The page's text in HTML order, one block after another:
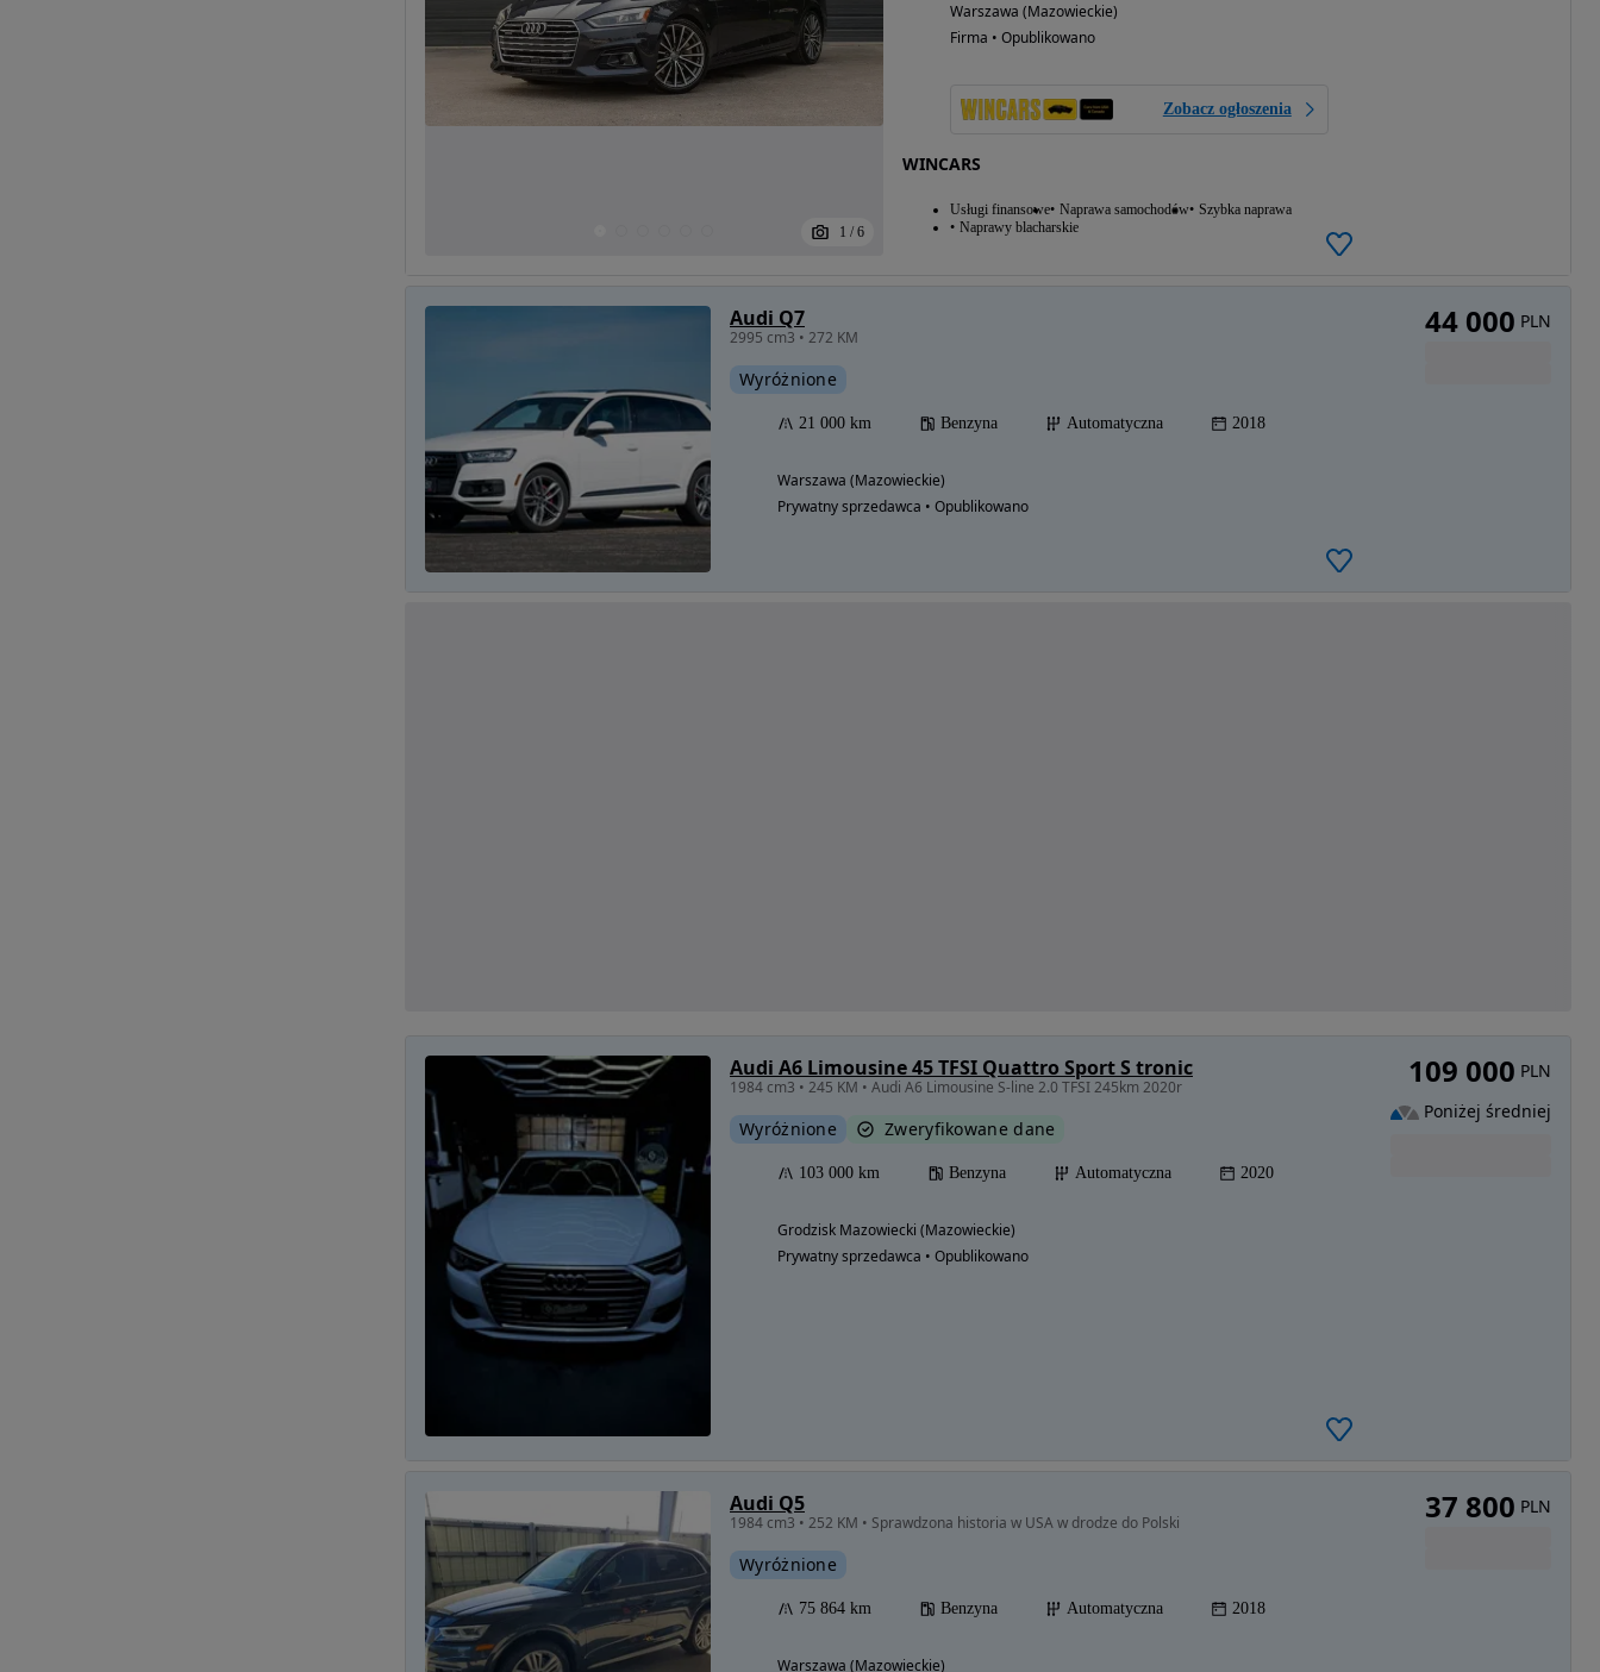
1 / 6
Warszawa (Mazowieckie)
Firma • Opublikowano
Zobacz ogłoszenia
WINCARS
Usługi finansowe Naprawa samochodów Szybka naprawa
Naprawy blacharskie
Audi Q7
2995 cm3 • 272 KM
Wyróżnione
21 000 km Benzyna Automatyczna 2018
Warszawa (Mazowieckie)
Prywatny sprzedawca • Opublikowano
44 000 PLN
Audi A6 Limousine 45 TFSI Quattro Sport S tronic
1984 cm3 • 245 KM • Audi A6 Limousine S-line 2.0 TFSI 245km 2020r
Wyróżnione Zweryfikowane dane
103 000 km Benzyna Automatyczna 2020
Grodzisk Mazowiecki (Mazowieckie)
Prywatny sprzedawca • Opublikowano
109 000 PLN
Poniżej średniej
Audi Q5
1984 cm3 • 252 KM • Sprawdzona historia w USA w drodze do Polski
Wyróżnione
75 864 km Benzyna Automatyczna 2018
Warszawa (Mazowieckie)
37 800 PLN